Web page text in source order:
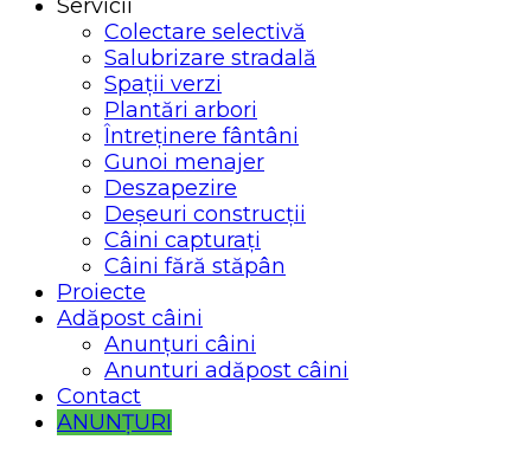
Servicii
Colectare selectivă
Salubrizare stradală
Spații verzi
Plantări arbori
Întreținere fântâni
Gunoi menajer
Deszapezire
Deșeuri construcții
Câini capturați
Câini fără stăpân
Proiecte
Adăpost câini
Anunțuri câini
Anunturi adăpost câini
Contact
ANUNȚURI